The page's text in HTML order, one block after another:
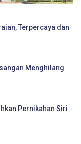
Terpercaya dan
Menghilang
Pernikahan Siri